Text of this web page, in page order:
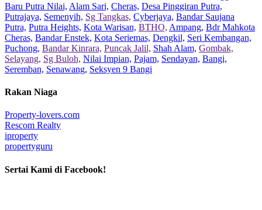
Baru Putra Nilai, Alam Sari, Cheras, Desa Pinggiran Putra,
Putrajaya, Semenyih, Sg Tangkas, Cyberjaya, Bandar Saujana
Putra, Putra Heights, Kota Warisan, BTHO, Ampang, Bdr Mahkota
Cheras, Bandar Enstek, Kota Seriemas, Dengkil, Seri Kembangan,
Puchong, Bandar Kinrara, Puncak Jalil, Shah Alam, Gombak,
Selayang, Sg Buloh, Nilai Impian, Pajam, Sendayan, Bangi,
Seremban, Senawang, Seksyen 9 Bangi
Rakan Niaga
Property-lovers.com
Rescom Realty
iproperty
propertyguru
Sertai Kami di Facebook!